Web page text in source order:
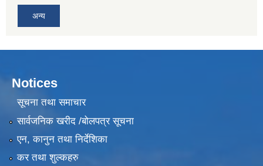
अन्य
Notices
सूचना तथा समाचार
सार्वजनिक खरीद /बोलपत्र सूचना
एन, कानुन तथा निर्देशिका
कर तथा शुल्कहरु